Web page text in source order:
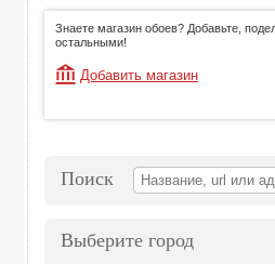
Знаете магазин обоев? Добавьте,
остальными!
Добавить магазин
Поиск
Выберите город